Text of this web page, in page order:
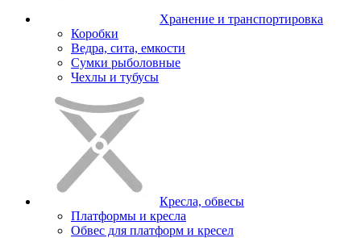
Хранение и транспортировка
Коробки
Ведра, сита, емкости
Сумки рыболовные
Чехлы и тубусы
Кресла, обвесы
Платформы и кресла
Обвес для платформ и кресел